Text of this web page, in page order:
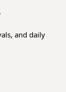
and daily